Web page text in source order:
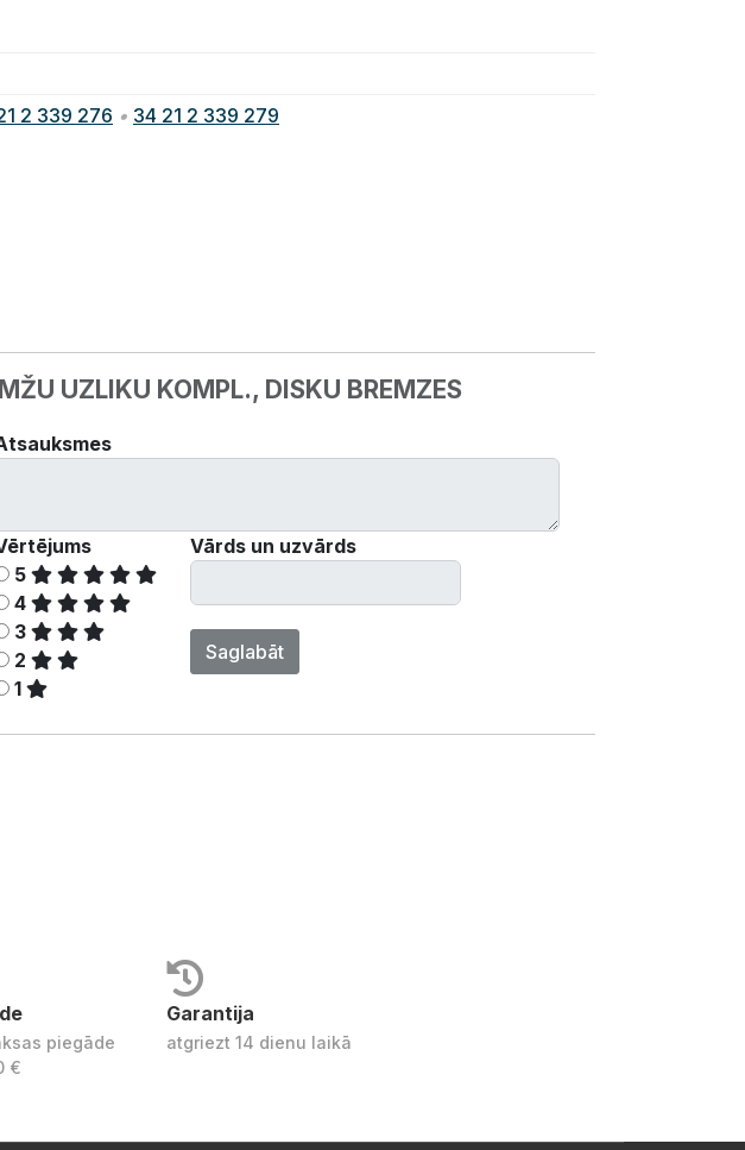
2 339 276 • 34 21 2 339 279
UZLIKU KOMPL., DISKU BREMZES
5
4
3
2
1
Vārds un uzvārds
Saglabāt
piegāde
€
Garantija
atgriezt 14 dienu laikā